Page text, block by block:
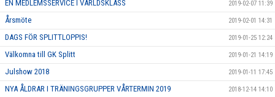
EN MEDLEMSSERVICE I VÄRLDSKLASS 2019-02-07 11:39
Årsmöte 2019-02-01 14:31
DAGS FÖR SPLITTLOPPIS! 2019-01-25 12:24
Välkomna till GK Splitt 2019-01-21 14:19
Julshow 2018 2019-01-11 17:45
NYA ÅLDRAR I TRÄNINGSGRUPPER VÅRTERMIN 2019 2018-12-14 14:10